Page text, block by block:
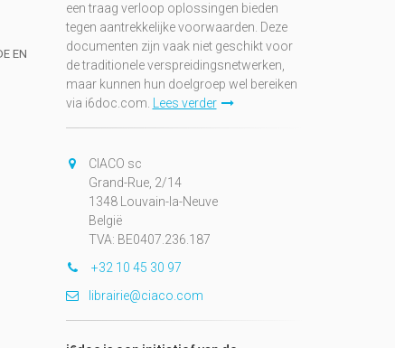
EN
een traag verloop oplossingen bieden
tegen aantrekkelijke voorwaarden. Deze
documenten zijn vaak niet geschikt voor
de traditionele verspreidingsnetwerken,
maar kunnen hun doelgroep wel bereiken
via i6doc.com.
Lees verder
CIACO sc
Grand-Rue, 2/14
1348 Louvain-la-Neuve
België
TVA: BE0407.236.187
+32 10 45 30 97
librairie@ciaco.com